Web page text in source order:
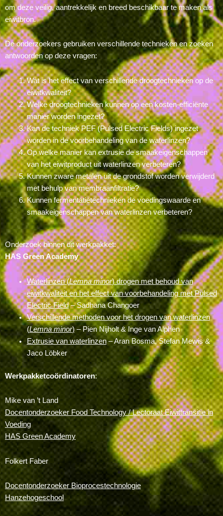
om deze veilig, aantrekkelijk en breed beschikbaar te maken als
eiwitbron.
De onderzoekers gebruiken verschillende technieken en zoeken
antwoorden op deze vragen:
Wat is het effect van verschillende droogtechnieken op de
eiwitkwaliteit?
Welke droogtechnieken kunnen op een kosten-efficiënte
manier worden ingezet?
Kan de techniek PEF (Pulsed Electric Fields) ingezet
worden in de voorbehandeling van de waterlinzen?
Op welke manier kan extrusie de smaakeigenschappen
van het eiwitproduct uit waterlinzen verbeteren?
Kunnen zware metalen uit de grondstof worden verwijderd
met behulp van membraanfiltratie?
Kunnen fermentatietechnieken de voedingswaarde en
smaakeigenschappen van waterlinzen verbeteren?
Onderzoek binnen dit werkpakket:
HAS Green Academy
Waterlinzen (Lemna minor) drogen met behoud van
eiwitkwaliteit en het effect van voorbehandeling met Pulsed
Electric Field– Sadhana Changoer
Verschillende methoden voor het drogen van waterlinzen
(Lemna minor)– Pien Nijholt & Inge van Alphen
Extrusie van waterlinzen– Aran Bosma, Stefan Mewis &
Jaco Löbker
Werkpakketcoördinatoren:
Mike van ’t Land
Docentonderzoeker Food Technology / Lectoraat Eiwittransitie in
Voeding
HAS Green Academy
Folkert Faber
Docentonderzoeker Bioprocestechnologie
Hanzehogeschool